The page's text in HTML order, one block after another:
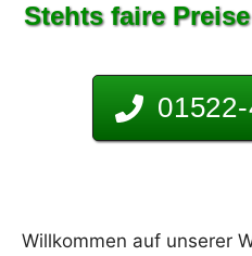
Stehts faire
Willkommen auf unserer